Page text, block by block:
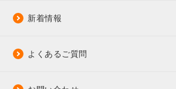
新着情報
よくあるご質問